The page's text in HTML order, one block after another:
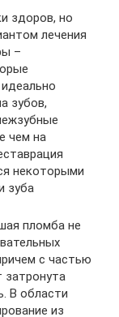
здоров, но
лечения
–
зубов,
чем на
некоторыми
зуба
пломба не
с частью
затронута
В области
из